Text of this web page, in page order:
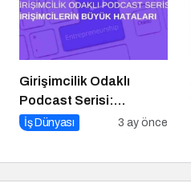
Girişimcilik Odaklı
Podcast Serisi:
Girişimcilerin Büyük
İş Dünyası 3 ay önce